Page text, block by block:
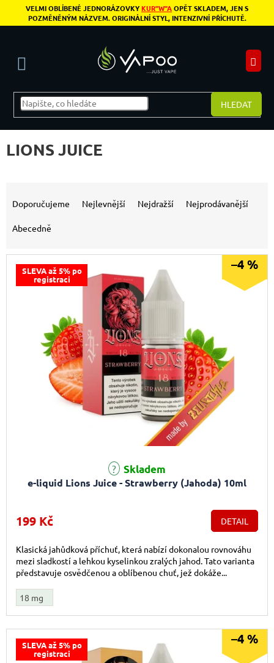
Přejít na obsah
VELMI OBLÍBENÉ JEDNORÁZOVKYKUR"W"AOPĚT SKLADEM, JEN S
POZMĚNĚNÝM NÁZVEM. ORIGINÁLNÍ STYL, INTENZIVNÍ PŘÍCHUTĚ.
HLEDAT
LIONS JUICE
Doporučujeme Nejlevnější Nejdražší Nejprodávanější
Abecedně
Výpis produktů
SLEVA až 5% po
registraci
–4 %
e-liquid Lions Juice - Strawberry (Jahoda) 10ml
Průměrné hodnocení produktu je 5,0 z 5 hvězdiček.
Skladem
199 Kč DETAIL
Klasická jahůdková příchuť, která nabízí dokonalou rovnováhu
mezi sladkostí a lehkou kyselinkou zralých jahod. Tato varianta
představuje osvědčenou a oblíbenou chuť, jež dokáže...
18 mg
SLEVA až 5% po
registraci
–4 %